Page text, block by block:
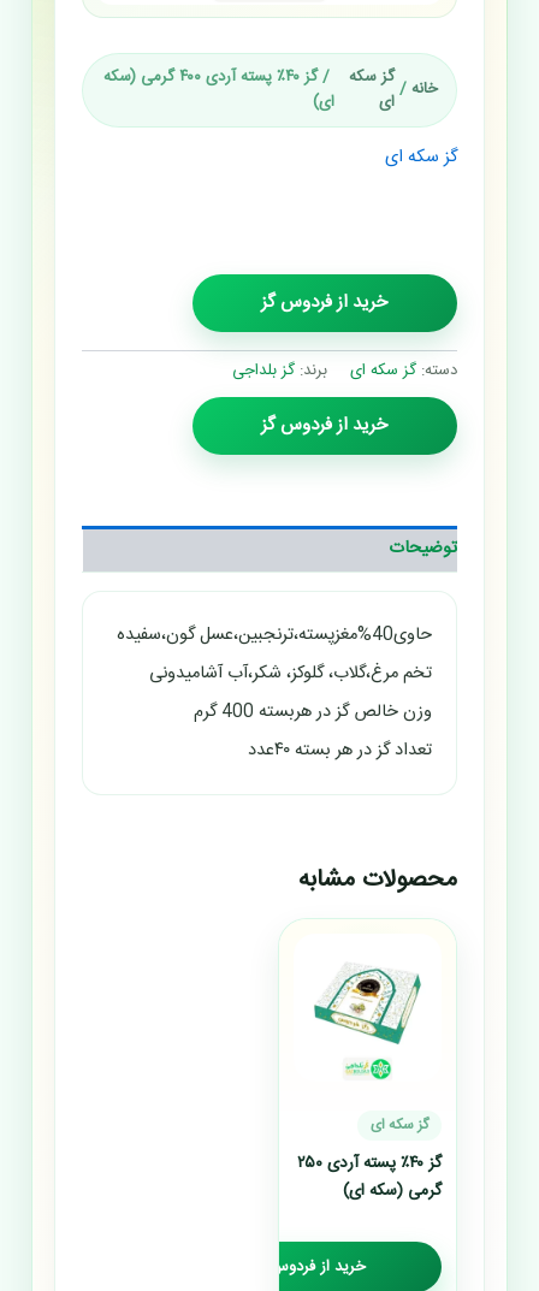
خانه/گز سکه
ای
/ گز ۴۰٪ پسته آردی ۴۰۰ گرمی (سکه
ای)
گز سکه ای
خرید از فردوس گز
دسته:گز سکه ای برند:گز بلداجی
خرید از فردوس گز
توضیحات
حاوی40%مغزپسته،ترنجبین،عسل گون،سفیده
تخم مرغ،گلاب، گلوکز، شکر،آب آشامیدونی
وزن خالص گز در هربسته 400 گرم
تعداد گز در هر بسته ۴۰عدد
محصولات مشابه
گز سکه ای
گز ۴۰٪ پسته آردی ۲۵۰
گرمی (سکه ای)
خرید از فردوس گز